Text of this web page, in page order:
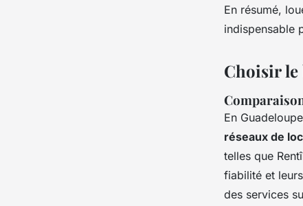
En résumé,
indispensable
Choisir le
En
réseaux de
telles que
fiabilité et
des services